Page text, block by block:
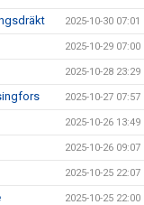
2025-10-30 07:01
2025-10-29 07:00
2025-10-28 23:29
2025-10-27 07:57
2025-10-26 13:49
2025-10-26 09:07
2025-10-25 22:07
2025-10-25 22:00